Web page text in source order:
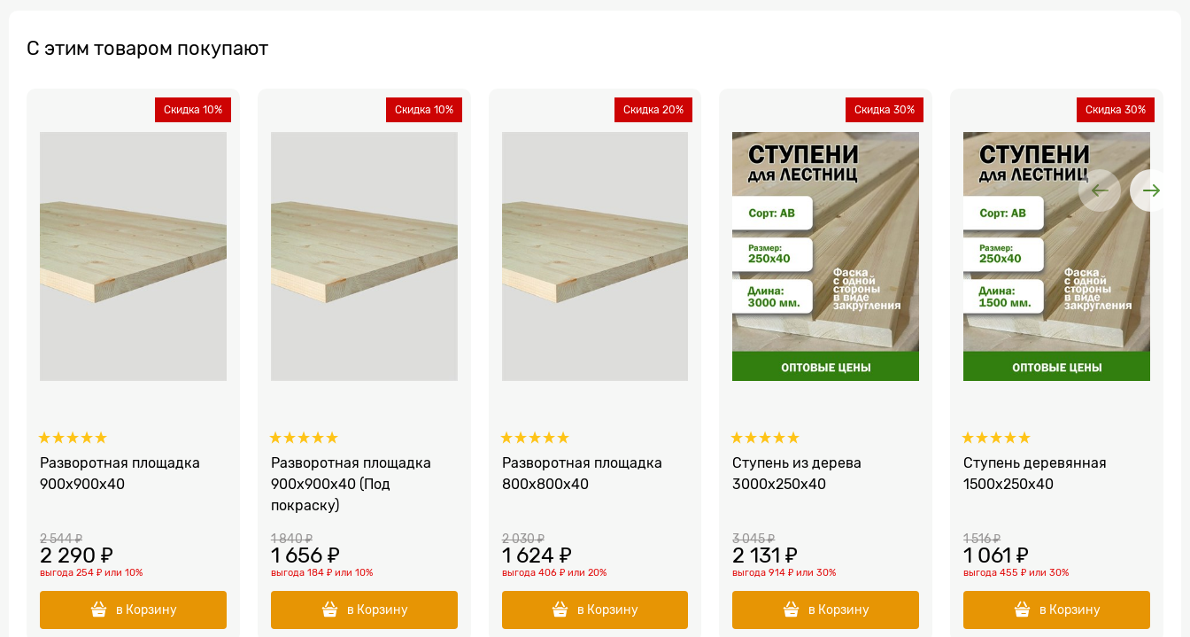
С этим товаром покупают
Разворотная площадка
900х900х40
Скидка 10%
2 544 ₽
2 290 ₽
выгода 254 ₽ или 10%
в Корзину
Разворотная площадка
900х900х40 (Под
покраску)
Скидка 10%
1 840 ₽
1 656 ₽
выгода 184 ₽или 10%
в Корзину
Разворотная площадка
800х800х40
Скидка 20%
2 030 ₽
1 624 ₽
выгода 406 ₽или 20%
в Корзину
Ступень из дерева
3000x250x40
Скидка 30%
3 045 ₽
2 131 ₽
выгода914 ₽ или30%
в Корзину
Ступень деревянная
1500x250x40
Скидка 30%
1 516 ₽
1 061 ₽
выгода455 ₽ или30%
в Корзину